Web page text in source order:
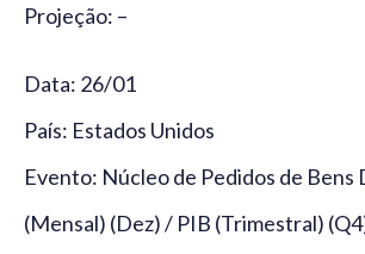
Projeção: –
Data: 26/01
País: Estados Unidos
Evento: Núcleo de Pedidos de Bens
(Mensal) (Dez) / PIB (Trimestral)